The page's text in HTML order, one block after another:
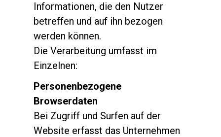
Informationen, die den Nutzer
betreffen und auf ihn bezogen
werden können.
Die Verarbeitung umfasst im
Einzelnen:
Personenbezogene
Browserdaten
Bei Zugriff und Surfen auf der
Website erfasst das Unternehmen